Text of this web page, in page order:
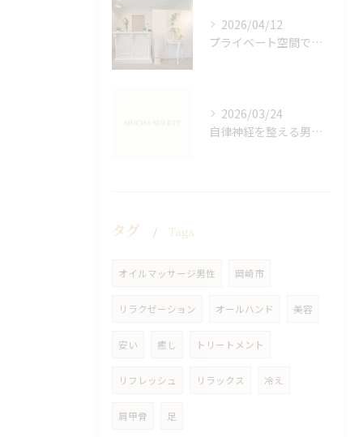
2026/04/12
プライベート空間で極上アロマリンパケアの効果
2026/03/24
自律神経を整える男性オイルマッサージ
タグ Tags
オイルマッサージ男性 岡崎市
リラクゼーション オールハンド 美容
安い 癒し トリートメント
リフレッシュ リラックス 冷え
肩甲骨 足